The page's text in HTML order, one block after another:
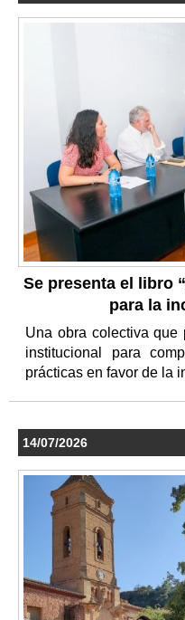
Se presenta el libro
para la
Una obra colectiva que
institucional para
prácticas en favor de la
14/07/2026